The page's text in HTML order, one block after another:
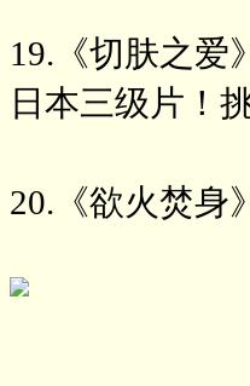
19.《切肤之爱》
日本三级片！
20.《欲火焚身